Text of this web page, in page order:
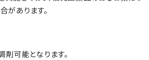
があります。
剤可能となります。